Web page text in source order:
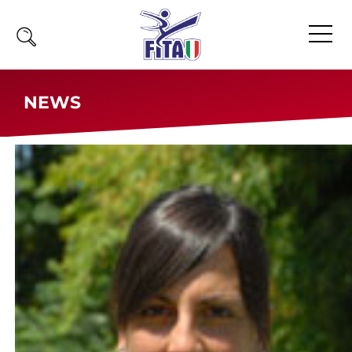
Calendario
News
Olimpiadi
Atleti Combattimento
Atleti Poomsae e Freestyle
Atleti Parataekwondo
Competizioni
NEWS